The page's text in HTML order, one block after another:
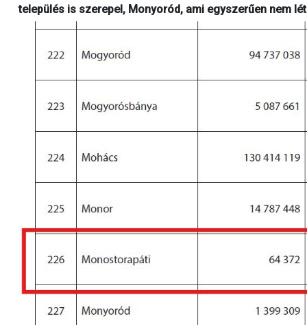
település is szerepel, Monyoród, ami egyszerűen nem